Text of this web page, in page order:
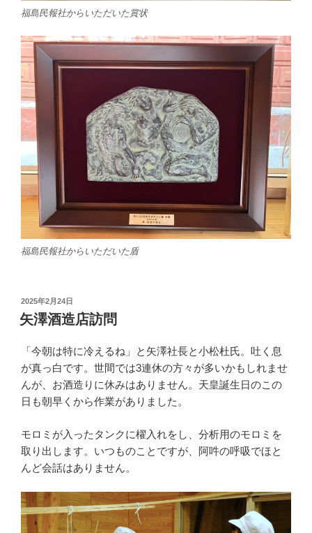
福島民報社からいただいた賞状
福島民報社からいただいた盾
投
稿
日:
2025年2月24日
矢澤酒造店訪問
「今朝は特に冷えるね」と矢澤社長と小松杜氏。吐く息
が真っ白です。世間では3連休の方々が多いかもしれませ
んが、お酒造りに休みはありません。天皇誕生日のこの
日も朝早くから作業がありました。
モロミが入ったタンクに櫂入れをし、分析用のモロミを
取り出します。いつものことですが、阿吽の呼吸でほと
んど会話はありません。